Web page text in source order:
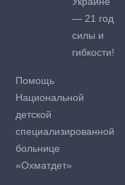
— 21 год
силы и
гибкости!
Помощь
Национальной
детской
специализированной
больнице
«Охматдет»